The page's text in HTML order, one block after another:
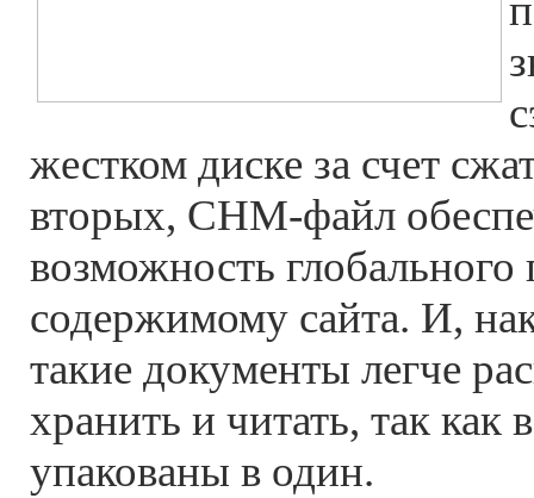
жестком диске за счет
вторых, CHM-файл
возможность глобального
содержимому сайта. И,
такие документы легче
хранить и читать, так как
упакованы в один.